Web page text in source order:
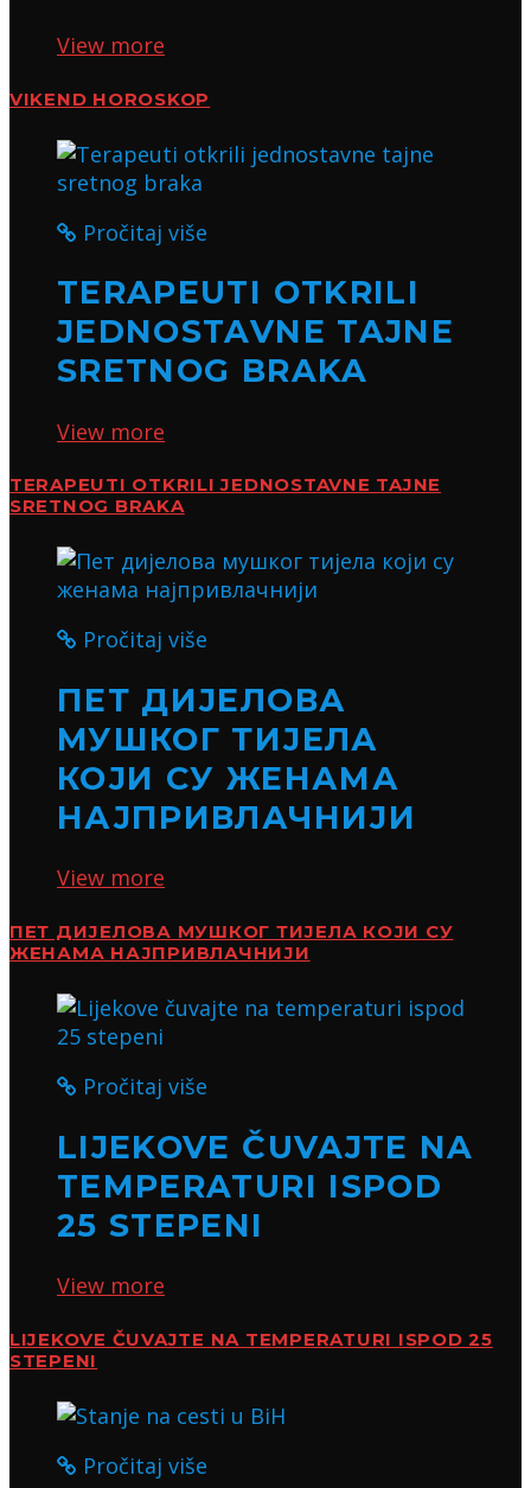
View more
VIKEND HOROSKOP
Pročitaj više
TERAPEUTI OTKRILI
JEDNOSTAVNE TAJNE
SRETNOG BRAKA
View more
TERAPEUTI OTKRILI JEDNOSTAVNE TAJNE
SRETNOG BRAKA
Pročitaj više
ПЕТ ДИЈЕЛОВА
МУШКОГ ТИЈЕЛА
КОЈИ СУ ЖЕНАМА
НАЈПРИВЛАЧНИЈИ
View more
ПЕТ ДИЈЕЛОВА МУШКОГ ТИЈЕЛА КОЈИ СУ
ЖЕНАМА НАЈПРИВЛАЧНИЈИ
Pročitaj više
LIJEKOVE ČUVAJTE NA
TEMPERATURI ISPOD
25 STEPENI
View more
LIJEKOVE ČUVAJTE NA TEMPERATURI ISPOD 25
STEPENI
Pročitaj više